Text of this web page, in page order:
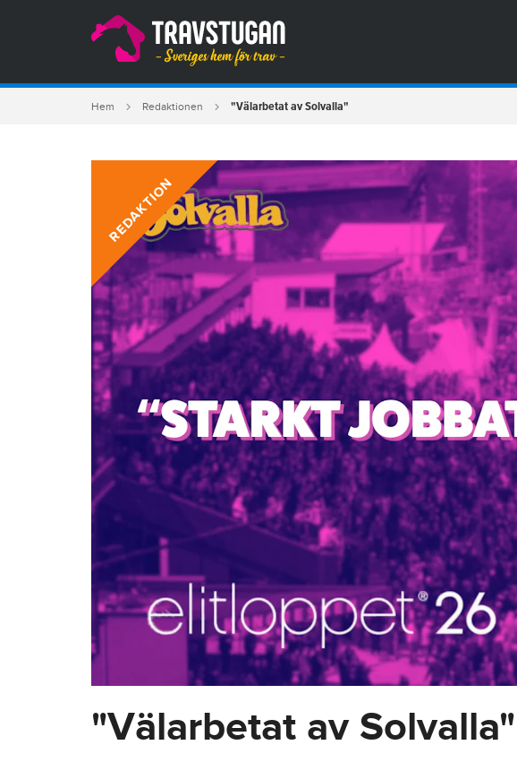
Hem Redaktionen "Välarbetat av Solvalla"
REDAKTION
"Välarbetat av Solvalla"